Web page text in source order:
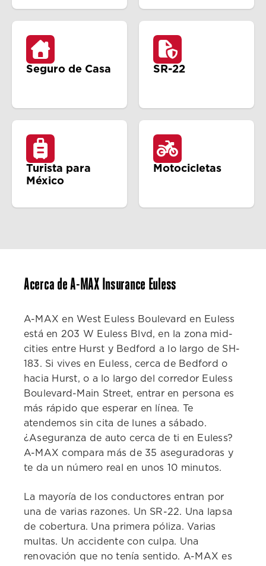
Seguro de Casa SR-22
Turista para
México
Motocicletas
Acerca de A-MAX Insurance Euless
A-MAX en West Euless Boulevard en Euless
está en 203 W Euless Blvd, en la zona mid-
cities entre Hurst y Bedford a lo largo de SH-
183. Si vives en Euless, cerca de Bedford o
hacia Hurst, o a lo largo del corredor Euless
Boulevard-Main Street, entrar en persona es
más rápido que esperar en línea. Te
atendemos sin cita de lunes a sábado.
¿Aseguranza de auto cerca de ti en Euless?
A-MAX compara más de 35 aseguradoras y
te da un número real en unos 10 minutos.
La mayoría de los conductores entran por
una de varias razones. Un SR-22. Una lapsa
de cobertura. Una primera póliza. Varias
multas. Un accidente con culpa. Una
renovación que no tenía sentido. A-MAX es